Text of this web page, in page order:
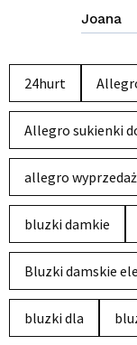
Joana
24hurt
Allegro sukienki
allegro wyprzedaż
bluzki damkie
Bluzki damskie
bluzki dla